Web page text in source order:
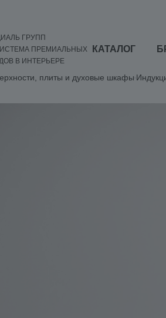
ГРУПП
ПРЕМИАЛЬНЫХ
В ИНТЕРЬЕРЕ
КАТАЛОГ
плиты и духовые шкафы